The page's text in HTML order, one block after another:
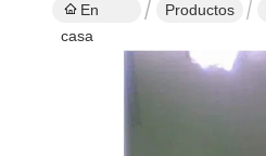
En
casa
Productos